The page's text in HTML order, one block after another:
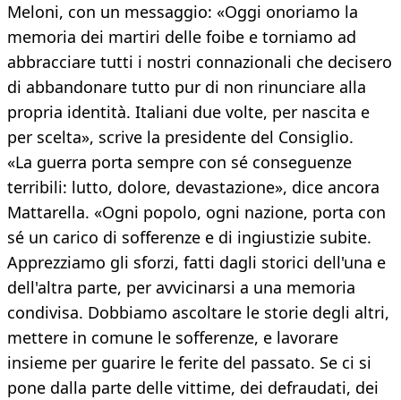
Meloni, con un messaggio: «Oggi onoriamo la
memoria dei martiri delle foibe e torniamo ad
abbracciare tutti i nostri connazionali che decisero
di abbandonare tutto pur di non rinunciare alla
propria identità. Italiani due volte, per nascita e
per scelta», scrive la presidente del Consiglio.
«La guerra porta sempre con sé conseguenze
terribili: lutto, dolore, devastazione», dice ancora
Mattarella. «Ogni popolo, ogni nazione, porta con
sé un carico di sofferenze e di ingiustizie subite.
Apprezziamo gli sforzi, fatti dagli storici dell'una e
dell'altra parte, per avvicinarsi a una memoria
condivisa. Dobbiamo ascoltare le storie degli altri,
mettere in comune le sofferenze, e lavorare
insieme per guarire le ferite del passato. Se ci si
pone dalla parte delle vittime, dei defraudati, dei